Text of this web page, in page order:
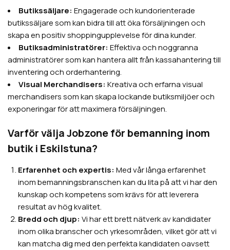
Butikssäljare: Engagerade och kundorienterade
butikssäljare som kan bidra till att öka försäljningen och
skapa en positiv shoppingupplevelse för dina kunder.
Butiksadministratörer: Effektiva och noggranna
administratörer som kan hantera allt från kassahantering till
inventering och orderhantering.
Visual Merchandisers: Kreativa och erfarna visual
merchandisers som kan skapa lockande butiksmiljöer och
exponeringar för att maximera försäljningen.
Varför välja Jobzone för bemanning inom
butik i Eskilstuna?
Erfarenhet och expertis: Med vår långa erfarenhet
inom bemanningsbranschen kan du lita på att vi har den
kunskap och kompetens som krävs för att leverera
resultat av hög kvalitet.
Bredd och djup: Vi har ett brett nätverk av kandidater
inom olika branscher och yrkesområden, vilket gör att vi
kan matcha dig med den perfekta kandidaten oavsett